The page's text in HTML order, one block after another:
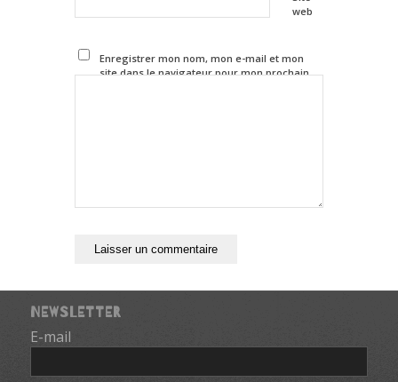
web
Enregistrer mon nom, mon e-mail et mon
site dans le navigateur pour mon prochain
NEWSLETTER
E-mail